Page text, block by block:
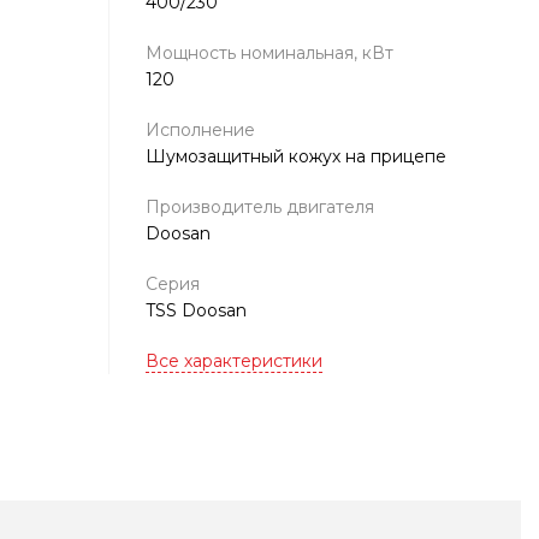
Мощность номинальная, кВт
120
Исполнение
Шумозащитный кожух на прицепе
Производитель двигателя
Doosan
Серия
TSS Doosan
Все характеристики